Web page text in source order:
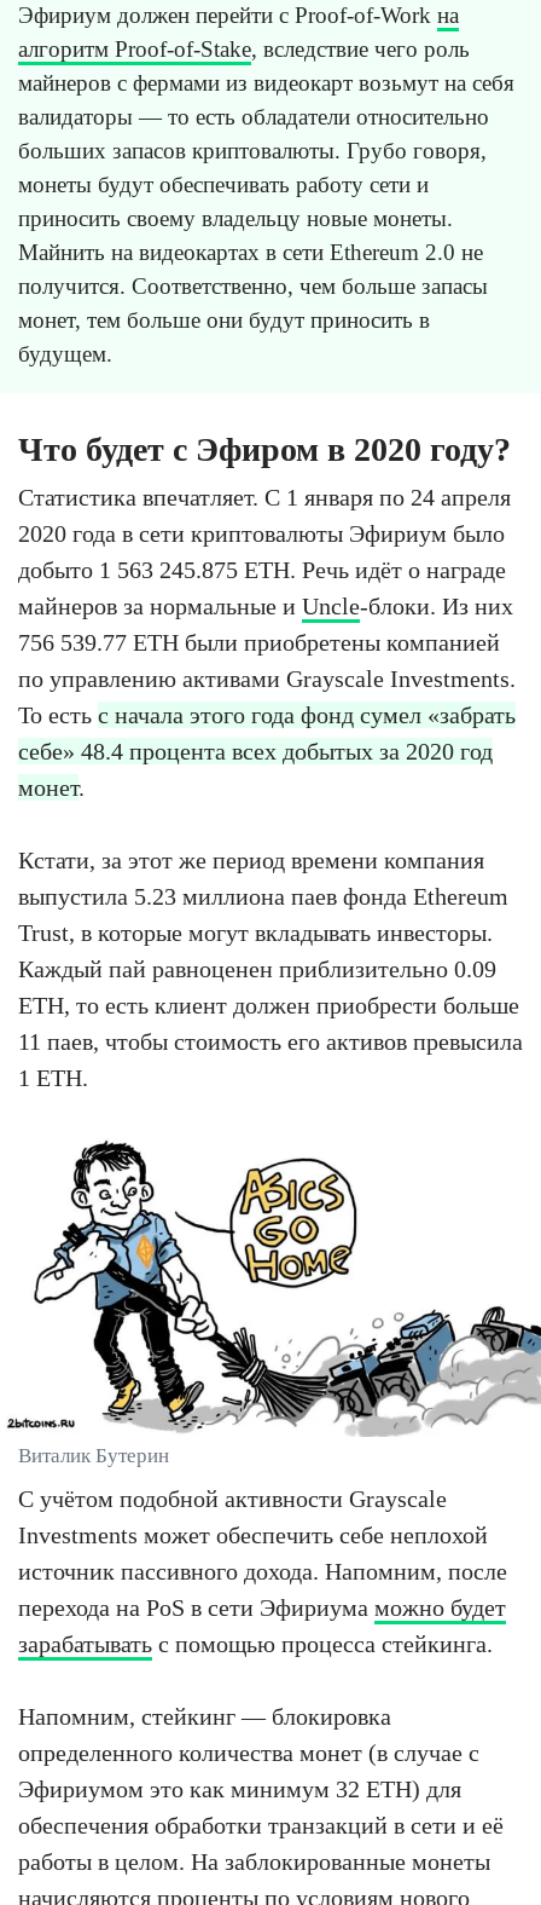
Эфириум должен перейти с Proof-of-Work на
алгоритм Proof-of-Stake, вследствие чего роль
майнеров с фермами из видеокарт возьмут на себя
валидаторы — то есть обладатели относительно
больших запасов криптовалюты. Грубо говоря,
монеты будут обеспечивать работу сети и
приносить своему владельцу новые монеты.
Майнить на видеокартах в сети Ethereum 2.0 не
получится. Соответственно, чем больше запасы
монет, тем больше они будут приносить в
будущем.
Что будет с Эфиром в 2020 году?
Статистика впечатляет. С 1 января по 24 апреля
2020 года в сети криптовалюты Эфириум было
добыто 1 563 245.875 ETH. Речь идёт о награде
майнеров за нормальные и Uncle-блоки. Из них
756 539.77 ETH были приобретены компанией
по управлению активами Grayscale Investments.
То есть с начала этого года фонд сумел «забрать
себе» 48.4 процента всех добытых за 2020 год
монет.
Кстати, за этот же период времени компания
выпустила 5.23 миллиона паев фонда Ethereum
Trust, в которые могут вкладывать инвесторы.
Каждый пай равноценен приблизительно 0.09
ETH, то есть клиент должен приобрести больше
11 паев, чтобы стоимость его активов превысила
1 ETH.
Виталик Бутерин
С учётом подобной активности Grayscale
Investments может обеспечить себе неплохой
источник пассивного дохода. Напомним, после
перехода на PoS в сети Эфириума можно будет
зарабатывать с помощью процесса стейкинга.
Напомним, стейкинг — блокировка
определенного количества монет (в случае с
Эфириумом это как минимум 32 ETH) для
обеспечения обработки транзакций в сети и её
работы в целом. На заблокированные монеты
начисляются проценты по условиям нового